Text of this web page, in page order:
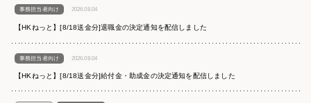
事務担当者向け 2026.08.04
【HKねっと】[8/18送金分]退職金の決定通知を配信しました
事務担当者向け 2026.08.04
【HKねっと】[8/18送金分]給付金・助成金の決定通知を配信しました